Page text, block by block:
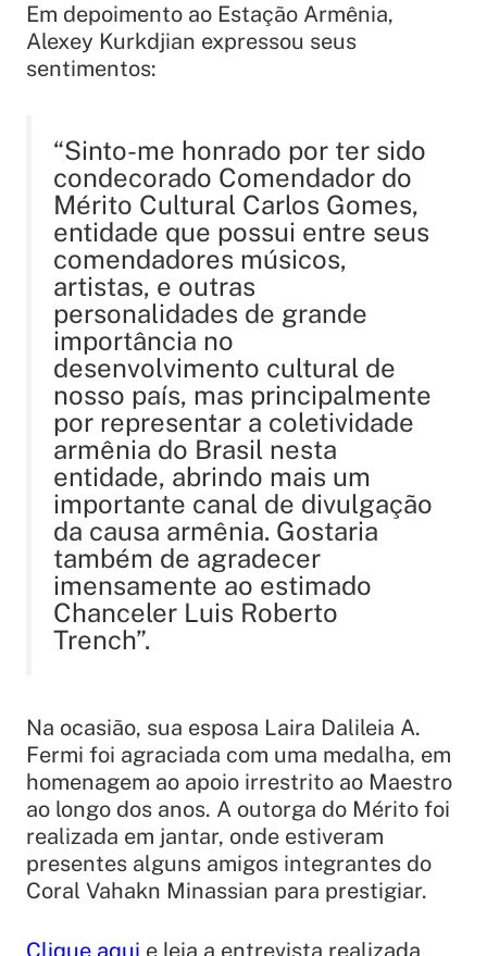
Em depoimento ao Estação Armênia,
Alexey Kurkdjian expressou seus
sentimentos:
“Sinto-me honrado por ter sido
condecorado Comendador do
Mérito Cultural Carlos Gomes,
entidade que possui entre seus
comendadores músicos,
artistas, e outras
personalidades de grande
importância no
desenvolvimento cultural de
nosso país, mas principalmente
por representar a coletividade
armênia do Brasil nesta
entidade, abrindo mais um
importante canal de divulgação
da causa armênia. Gostaria
também de agradecer
imensamente ao estimado
Chanceler Luis Roberto
Trench”.
Na ocasião, sua esposa Laira Dalileia A.
Fermi foi agraciada com uma medalha, em
homenagem ao apoio irrestrito ao Maestro
ao longo dos anos. A outorga do Mérito foi
realizada em jantar, onde estiveram
presentes alguns amigos integrantes do
Coral Vahakn Minassian para prestigiar.